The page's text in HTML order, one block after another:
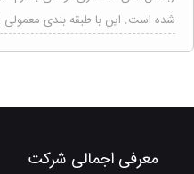
شده است. این با طبقه بندی معمولی
معرفی اجمالی شرکت